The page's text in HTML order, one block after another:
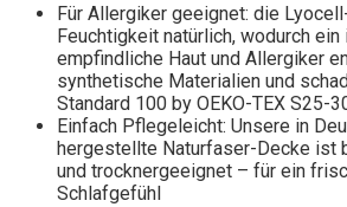
Für Allergiker geeignet: die
Feuchtigkeit natürlich, wodurch
empfindliche Haut und Allergiker
synthetische Materialien und
Standard 100 by OEKO-TEX S25-
Einfach Pflegeleicht: Unsere in
hergestellte Naturfaser-Decke ist
und trocknergeeignet – für ein
Schlafgefühl